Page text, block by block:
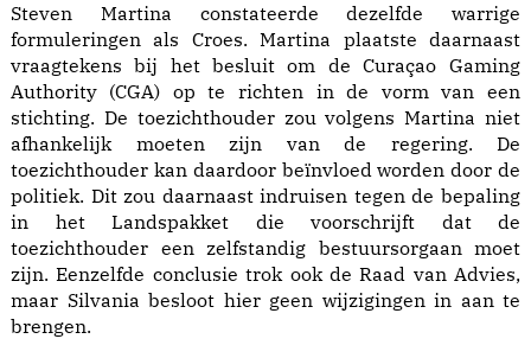
Steven Martina constateerde dezelfde warrige
formuleringen als Croes. Martina plaatste daarnaast
vraagtekens bij het besluit om de Curaçao Gaming
Authority (CGA) op te richten in de vorm van een
stichting. De toezichthouder zou volgens Martina niet
afhankelijk moeten zijn van de regering. De
toezichthouder kan daardoor beïnvloed worden door de
politiek. Dit zou daarnaast indruisen tegen de bepaling
in het Landspakket die voorschrijft dat de
toezichthouder een zelfstandig bestuursorgaan moet
zijn. Eenzelfde conclusie trok ook de Raad van Advies,
maar Silvania besloot hier geen wijzigingen in aan te
brengen.